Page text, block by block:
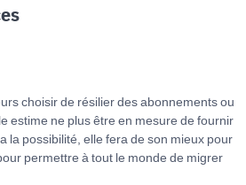
choisir de résilier des abonnements ou
estime ne plus être en mesure de fournir
la possibilité, elle fera de son mieux pour
permettre à tout le monde de migrer